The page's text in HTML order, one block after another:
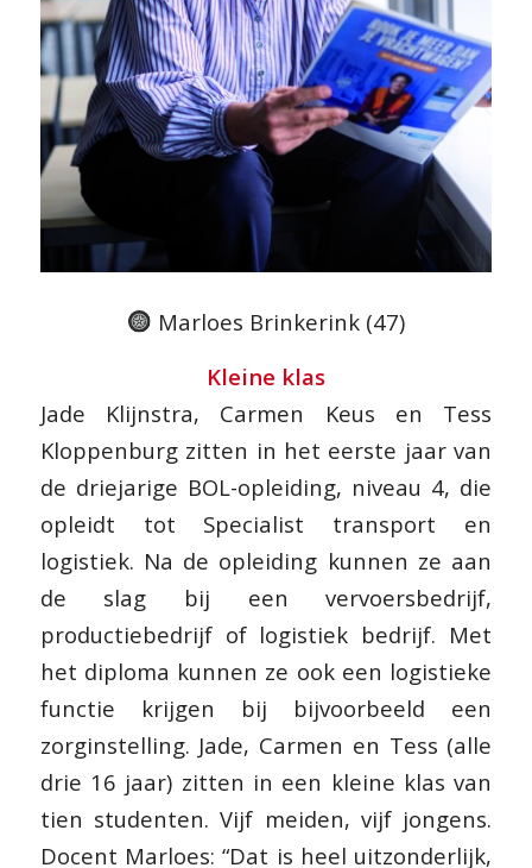
Marloes Brinkerink (47)
Kleine klas
Jade Klijnstra, Carmen Keus en Tess
Kloppenburg zitten in het eerste jaar van
de driejarige BOL-opleiding, niveau 4, die
opleidt tot Specialist transport en
logistiek. Na de opleiding kunnen ze aan
de slag bij een vervoersbedrijf,
productiebedrijf of logistiek bedrijf. Met
het diploma kunnen ze ook een logistieke
functie krijgen bij bijvoorbeeld een
zorginstelling. Jade, Carmen en Tess (alle
drie 16 jaar) zitten in een kleine klas van
tien studenten. Vijf meiden, vijf jongens.
Docent Marloes: “Dat is heel uitzonderlijk,